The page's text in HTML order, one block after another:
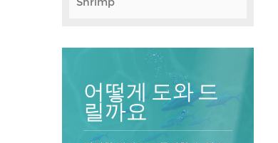
어떻게 도와 드
릴까요